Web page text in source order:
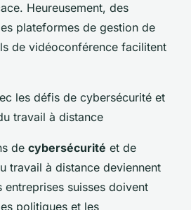
Heureusement, des
plateformes de gestion de
de vidéoconférence facilitent
les défis de cybersécurité et
travail à distance
de cybersécurité et de
travail à distance deviennent
entreprises suisses doivent
politiques et les